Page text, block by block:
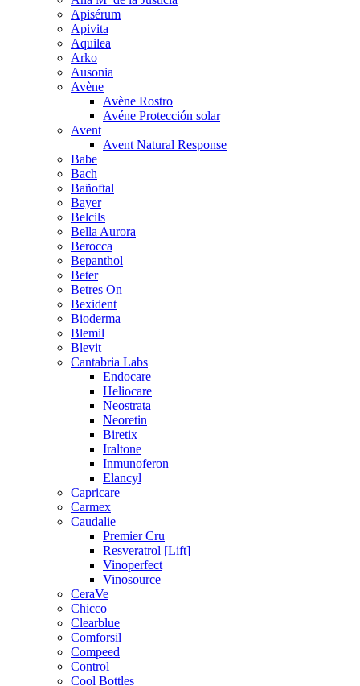
Apisérum
Apivita
Aquilea
Arko
Ausonia
Avène
Avène Rostro
Avéne Protección solar
Avent
Avent Natural Response
Babe
Bach
Bañoftal
Bayer
Belcils
Bella Aurora
Berocca
Bepanthol
Beter
Betres On
Bexident
Bioderma
Blemil
Blevit
Cantabria Labs
Endocare
Heliocare
Neostrata
Neoretin
Biretix
Iraltone
Inmunoferon
Elancyl
Capricare
Carmex
Caudalie
Premier Cru
Resveratrol [Lift]
Vinoperfect
Vinosource
CeraVe
Chicco
Clearblue
Comforsil
Compeed
Control
Cool Bottles